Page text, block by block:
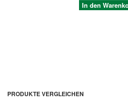
In den
PRODUKTE VERGLEICHEN